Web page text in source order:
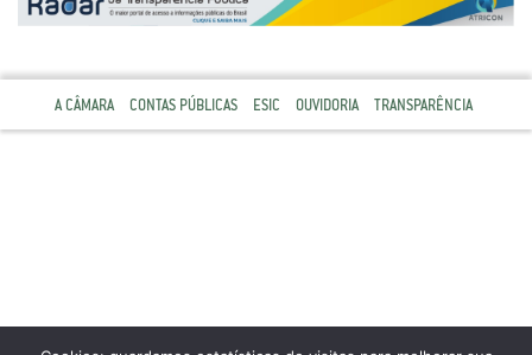
A CÂMARA CONTAS PÚBLICAS ESIC OUVIDORIA TRANSPARÊNCIA